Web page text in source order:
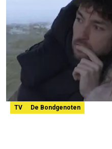
TV De Bondgenoten